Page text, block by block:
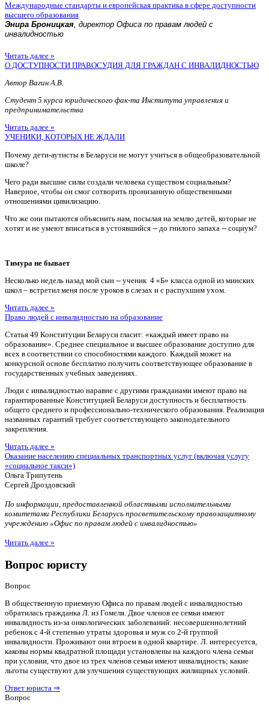
Международные стандарты и европейская практика в сфере доступности
высшего образования
Энира Броницкая, директор Офиса по правам людей с
инвалидностью
Читать далее »
О ДОСТУПНОСТИ ПРАВОСУДИЯ ДЛЯ ГРАЖДАН С ИНВАЛИДНОСТЬЮ
Автор Вагин А.В.
Студент 5 курса юридического фак-та Института управления и
предпринимательства
Читать далее »
УЧЕНИКИ, КОТОРЫХ НЕ ЖДАЛИ
Почему дети-аутисты в Беларуси не могут учиться в общеобразовательной
школе?
Чего ради высшие силы создали человека существом социальным?
Наверное, чтобы он смог сотворить пронизанную общественными
отношениями цивилизацию.
Что же они пытаются объяснить нам, посылая на землю детей, которые не
хотят и не умеют вписаться в устоявшийся -- до гнилого запаха -- социум?
Тимура не бывает
Несколько недель назад мой сын -- ученик 4 «Б» класса одной из минских
школ – встретил меня после уроков в слезах и с распухшим ухом.
Читать далее »
Право людей с инвалидностью на образование
Статья 49 Конституции Беларуси гласит: «каждый имеет право на
образование». Среднее специальное и высшее образование доступно для
всех в соответствии со способностями каждого. Каждый может на
конкурсной основе бесплатно получить соответствующее образование в
государственных учебных заведениях.
Люди с инвалидностью наравне с другими гражданами имеют право на
гарантированные Конституцией Беларуси доступность и бесплатность
общего среднего и профессионально-технического образования. Реализация
названных гарантий требует соответствующего законодательного
закрепления.
Читать далее »
Оказание населению специальных транспортных услуг (включая услугу
«социальное такси»)
Ольга Трипутень
Сергей Дроздовский
По информации, предоставленной областными исполнительными
комитетами Республики Беларусь просветительскому правозащитному
учреждению «Офис по правам людей с инвалидностью»
Читать далее »
Вопрос юристу
Вопрос
В общественную приемную Офиса по правам людей с инвалидностью
обратилась гражданка Л. из Гомеля. Двое членов ее семьи имеют
инвалидность из-за онкологических заболеваний: несовершеннолетний
ребенок с 4-й степенью утраты здоровья и муж со 2-й группой
инвалидности. Проживают они втроем в одной квартире. Л. интересуется,
каковы нормы квадратной площади установлены на каждого члена семьи
при условии, что двое из трех членов семьи имеют инвалидность; какие
льготы существуют для улучшения существующих жилищных условий.
Ответ юриста ⇒
Вопрос